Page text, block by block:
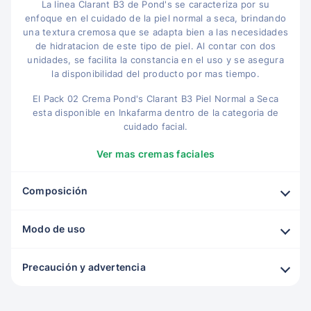
La linea Clarant B3 de Pond's se caracteriza por su
enfoque en el cuidado de la piel normal a seca, brindando
una textura cremosa que se adapta bien a las necesidades
de hidratacion de este tipo de piel. Al contar con dos
unidades, se facilita la constancia en el uso y se asegura
la disponibilidad del producto por mas tiempo.
El Pack 02 Crema Pond's Clarant B3 Piel Normal a Seca
esta disponible en Inkafarma dentro de la categoria de
cuidado facial.
Ver mas cremas faciales
Composición
Modo de uso
Precaución y advertencia